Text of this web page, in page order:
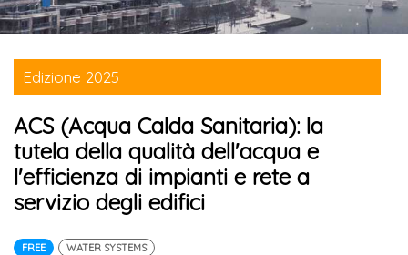
Edizione 2025
ACS (Acqua Calda Sanitaria): la
tutela della qualità dell'acqua e
l'efficienza di impianti e rete a
servizio degli edifici
FREE WATER SYSTEMS